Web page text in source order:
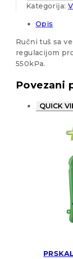
Kategorija:
Opis
Ručni tuš sa
regulacijom
550kPa.
Povezani
QUICK